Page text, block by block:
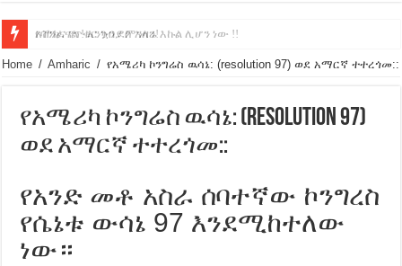
የባንክና የጥቁር ገብያ ምንዛሬ እኩል ሊሆን ነው !!
አሸንፈናል ! እንኳን ደስ አለን!
Home / Amharic / የአሜሪካ ኮንግሬስ ዉሳኔ: (resolution 97) ወደ አማርኛ ተተረጎመ::
የአሜሪካ ኮንግሬስ ዉሳኔ: (resolution 97)
ወደ አማርኛ ተተረጎመ::
የአንድ መቶ አስራ ሰባተኛው ኮንግረስ
የሴኔቱ ውሳኔ 97 እንደሚከተለው
ነው።